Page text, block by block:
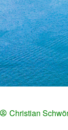
Christian